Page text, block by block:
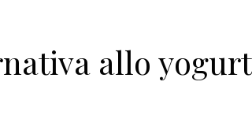
allo yogurt